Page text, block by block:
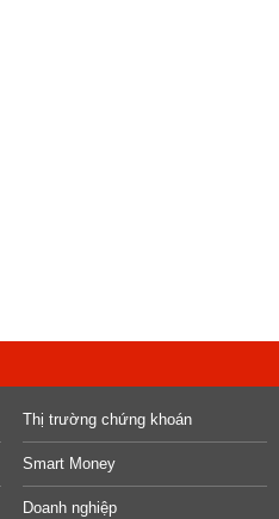
Thị trường chứng khoán
Smart Money
Doanh nghiệp